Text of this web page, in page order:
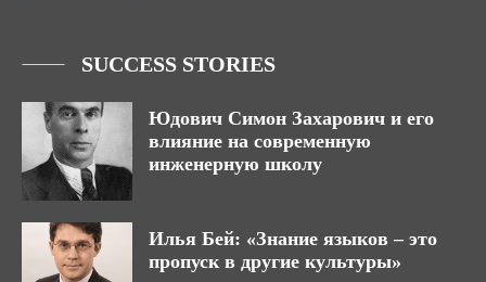
SUCCESS STORIES
Юдович Симон Захарович и его
влияние на современную
инженерную школу
Илья Бей: «Знание языков – это
пропуск в другие культуры»